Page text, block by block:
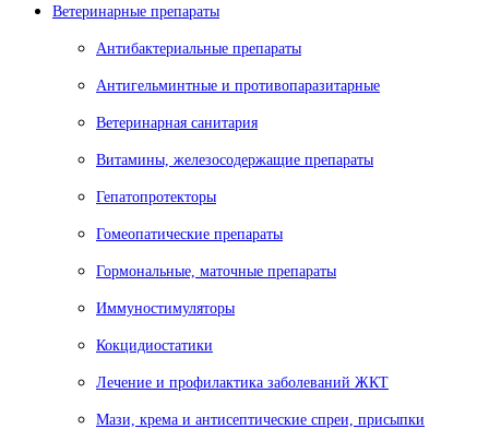
Ветеринарные препараты
Антибактериальные препараты
Антигельминтные и противопаразитарные
Ветеринарная санитария
Витамины, железосодержащие препараты
Гепатопротекторы
Гомеопатические препараты
Гормональные, маточные препараты
Иммуностимуляторы
Кокцидиостатики
Лечение и профилактика заболеваний ЖКТ
Мази, крема и антисептические спреи, присыпки